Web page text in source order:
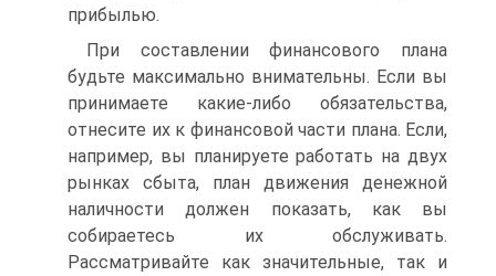
прибылью.
При составлении финансового плана
будьте максимально внимательны. Если вы
принимаете какие-либо обязательства,
отнесите их к финансовой части плана. Если,
например, вы планируете работать на двух
рынках сбыта, план движения денежной
наличности должен показать, как вы
собираетесь их обслуживать.
Рассматривайте как значительные, так и